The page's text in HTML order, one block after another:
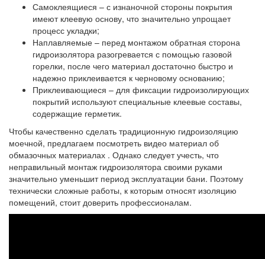
Самоклеящиеся – с изнаночной стороны покрытия
имеют клеевую основу, что значительно упрощает
процесс укладки;
Наплавляемые – перед монтажом обратная сторона
гидроизолятора разогревается с помощью газовой
горелки, после чего материал достаточно быстро и
надежно приклеивается к черновому основанию;
Приклеивающиеся – для фиксации гидроизолирующих
покрытий используют специальные клеевые составы,
содержащие герметик.
Чтобы качественно сделать традиционную гидроизоляцию
моечной, предлагаем посмотреть видео материал об
обмазочных материалах . Однако следует учесть, что
неправильный монтаж гидроизолятора своими руками
значительно уменьшит период эксплуатации бани. Поэтому
технически сложные работы, к которым относят изоляцию
помещений, стоит доверить профессионалам.